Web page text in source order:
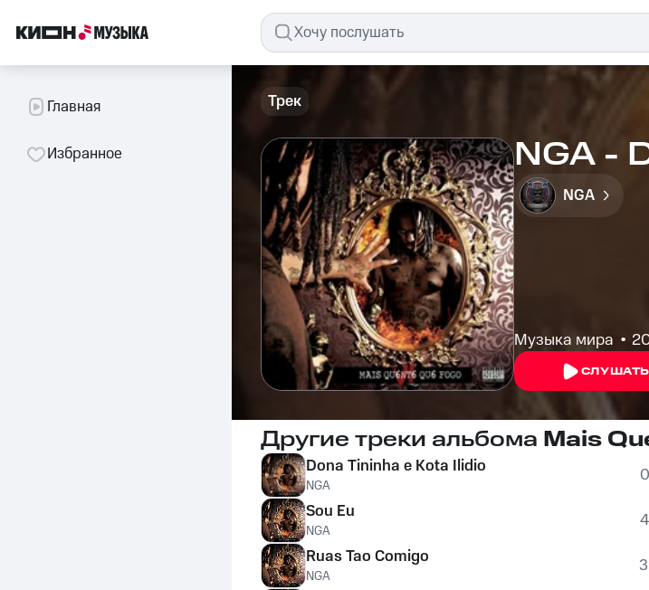
Главная
Избранное
Трек
NGA -
NGA
Музыка мира
СЛУШАТЬ
Другие треки альбома Mais
Dona Tininha e Kota Ilidio
NGA
Sou Eu
NGA
Ruas Tao Comigo
NGA